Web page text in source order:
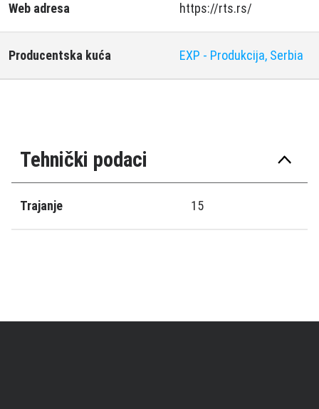
Web adresa https://rts.rs/
Producentska kuća EXP - Produkcija, Serbia
Tehnički podaci
Trajanje 15